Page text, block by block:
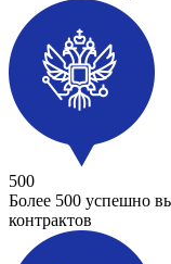
500
Более 500 успешно
контрактов